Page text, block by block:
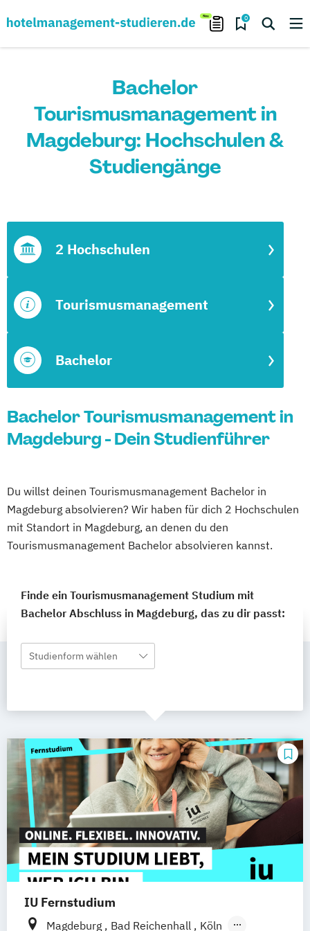
0
Bachelor
Tourismusmanagement in
Magdeburg: Hochschulen &
Studiengänge
Bachelor
Tourismusmanagement
2 Hochschulen
Bachelor Tourismusmanagement in
Magdeburg - Dein Studienführer
Du willst deinen Tourismusmanagement Bachelor in
Magdeburg absolvieren? Wir haben für dich 2 Hochschulen
mit Standort in Magdeburg, an denen du den
Tourismusmanagement Bachelor absolvieren kannst.
Finde ein Tourismusmanagement Studium mit
Bachelor Abschluss in Magdeburg, das zu dir passt:
Studienform wählen
IU Fernstudium
Magdeburg Bad Reichenhall
Köln